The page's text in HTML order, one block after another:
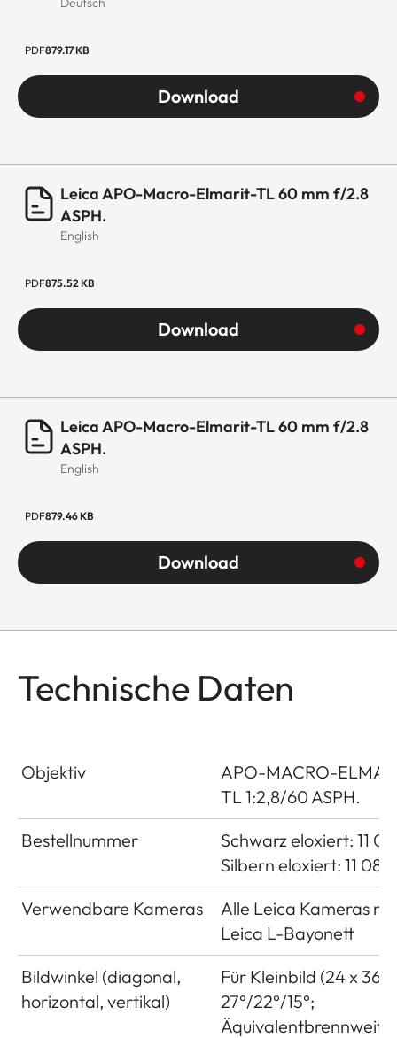
PDF879.17 KB
Download
Leica APO-Macro-Elmarit-TL 60 mm f/2.8
ASPH.
English
PDF875.52 KB
Download
Leica APO-Macro-Elmarit-TL 60 mm f/2.8
ASPH.
English
PDF879.46 KB
Download
Technische Daten
Objektiv
APO-MACRO-
TL 1:2,8/60 ASPH.
Bestellnummer
Schwarz eloxiert: 11
Silbern eloxiert: 11 087
Verwendbare Kameras
Alle Leica Kameras mit
Leica L-Bayonett
Bildwinkel (diagonal,
horizontal, vertikal)
Für Kleinbild (24 x 36
27°/22°/15°;
Äquivalentbrennweite